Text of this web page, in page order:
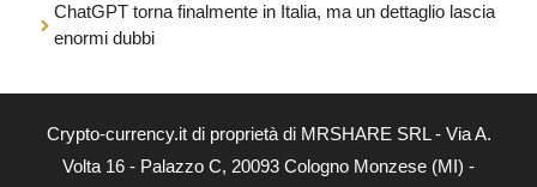
ChatGPT torna finalmente in Italia, ma un dettaglio lascia
enormi dubbi
Crypto-currency.it di proprietà di MRSHARE SRL - Via A.
Volta 16 - Palazzo C, 20093 Cologno Monzese (MI) -